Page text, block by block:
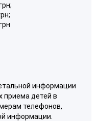
информации
приема детей в
телефонов,
информации.